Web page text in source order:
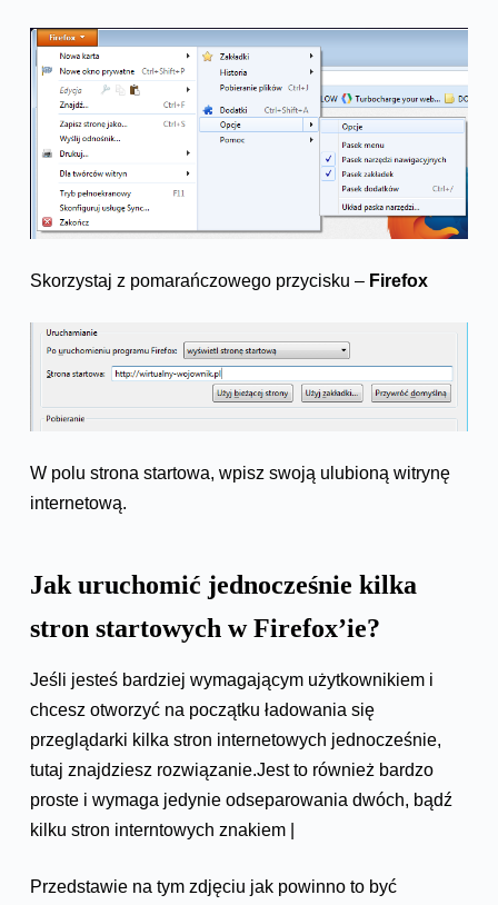
Skorzystaj z pomarańczowego przycisku – Firefox
W polu strona startowa, wpisz swoją ulubioną witrynę
internetową.
Jak uruchomić jednocześnie kilka
stron startowych w Firefox’ie?
Jeśli jesteś bardziej wymagającym użytkownikiem i
chcesz otworzyć na początku ładowania się
przeglądarki kilka stron internetowych jednocześnie,
tutaj znajdziesz rozwiązanie.Jest to również bardzo
proste i wymaga jedynie odseparowania dwóch, bądź
kilku stron interntowych znakiem |
Przedstawie na tym zdjęciu jak powinno to być